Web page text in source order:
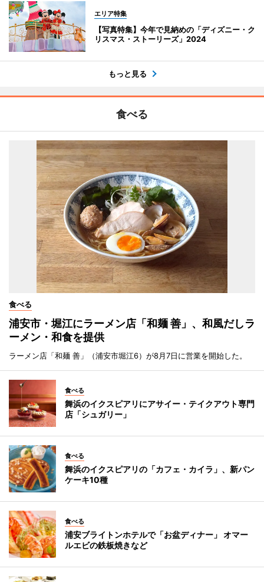
エリア特集
【写真特集】今年で見納めの「ディズニー・ク
リスマス・ストーリーズ」2024
もっと見る
食べる
食べる
浦安市・堀江にラーメン店「和麺 善」、和風だしラ
ーメン・和食を提供
ラーメン店「和麺 善」（浦安市堀江6）が8月7日に営業を開始した。
食べる
舞浜のイクスピアリにアサイー・テイクアウト専門
店「シュガリー」
食べる
舞浜のイクスピアリの「カフェ・カイラ」、新パン
ケーキ10種
食べる
浦安ブライトンホテルで「お盆ディナー」 オマー
ルエビの鉄板焼きなど